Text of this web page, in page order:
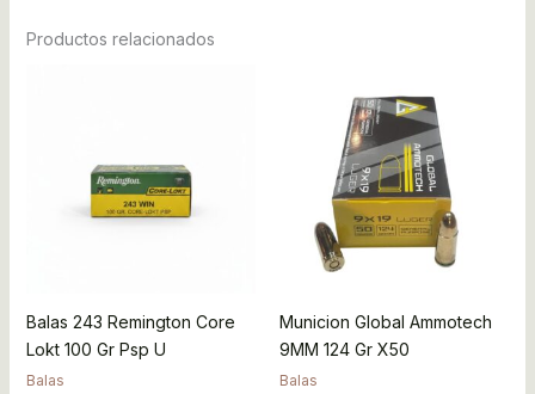
Productos relacionados
Balas 243 Remington Core
Lokt 100 Gr Psp U
Balas
Municion Global Ammotech
9MM 124 Gr X50
Balas